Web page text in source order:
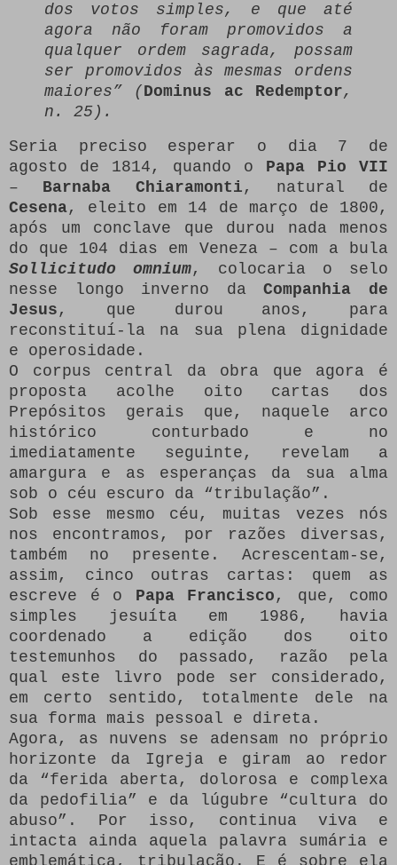
dos votos simples, e que até
agora não foram promovidos a
qualquer ordem sagrada, possam
ser promovidos às mesmas ordens
maiores” ( Dominus ac Redemptor,
n. 25).
Seria preciso esperar o dia 7 de
agosto de 1814, quando o Papa Pio VII
– Barnaba Chiaramonti , natural de
Cesena, eleito em 14 de março de 1800,
após um conclave que durou nada menos
do que 104 dias em Veneza – com a bula
Sollicitudo omnium, colocaria o selo
nesse longo inverno daCompanhia de
Jesus , que durou anos, para
reconstituí-la na sua plena dignidade
e operosidade.
O corpus central da obra que agora é
proposta acolhe oito cartas dos
Prepósitos gerais que, naquele arco
histórico conturbado e no
imediatamente seguinte, revelam a
amargura e as esperanças da sua alma
sob o céu escuro da “tribulação”.
Sob esse mesmo céu, muitas vezes nós
nos encontramos, por razões diversas,
também no presente. Acrescentam-se,
assim, cinco outras cartas: quem as
escreve é o Papa Francisco , que, como
simples jesuíta em 1986, havia
coordenado a edição dos oito
testemunhos do passado, razão pela
qual este livro pode ser considerado,
em certo sentido, totalmente dele na
sua forma mais pessoal e direta.
Agora, as nuvens se adensam no próprio
horizonte da Igreja e giram ao redor
da “ferida aberta, dolorosa e complexa
da pedofilia” e da lúgubre “cultura do
abuso”. Por isso, continua viva e
intacta ainda aquela palavra sumária e